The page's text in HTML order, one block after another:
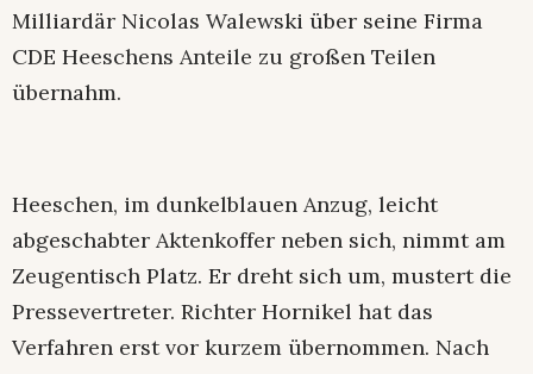
Milliardär Nicolas Walewski über seine Firma
CDE Heeschens Anteile zu großen Teilen
übernahm.
Heeschen, im dunkelblauen Anzug, leicht
abgeschabter Aktenkoffer neben sich, nimmt am
Zeugentisch Platz. Er dreht sich um, mustert die
Pressevertreter. Richter Hornikel hat das
Verfahren erst vor kurzem übernommen. Nach